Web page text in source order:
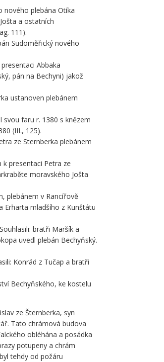
nového plebána Otíka
a ostatních
111).
Sudoměřický nového
Abbaka
pán na Bechyni) jakož
ustanoven plebánem
svou faru r. 1380 s knězem
(III., 125).
ze Sternberka plebánem
presentaci Petra ze
moravského Jošta
plebánem v Rancířově
Erharta mladšího z Kunštátu
bratři Maršík a
uvedl plebán Bechyňský.
Konrád z Tučap a bratři
Bechyňského, ke kostelu
ze Šternberka, syn
Tato chrámová budova
obléhána a posádka
potupeny a chrám
tehdy od požáru